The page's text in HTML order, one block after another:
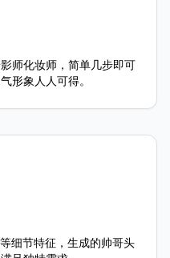
师化妆师，简单几步即可
形象人人可得。
细节特征，生成的帅哥头